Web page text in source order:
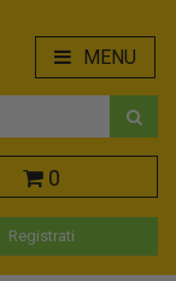
MENU
0
Registrati